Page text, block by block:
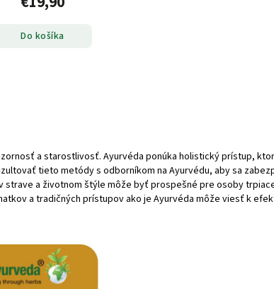
Do košíka
a starostlivosť. Ayurvéda ponúka holistický prístup,
tieto metódy s odborníkom na Ayurvédu, aby sa
strave a životnom štýle môže byť prospešné pre osoby
a tradičných prístupov ako je Ayurvéda môže viesť k